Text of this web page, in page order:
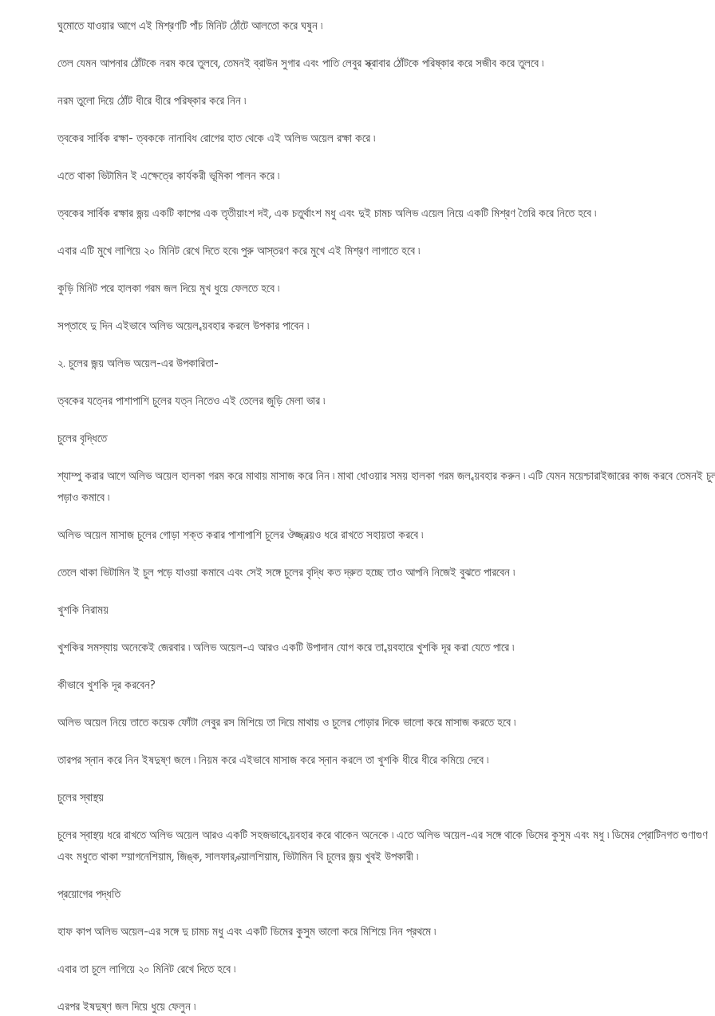
ঘুমোতে যাওয়ার আগে এই মিশ্রণটি পাঁচ মিনিট ঠোঁটে আলতো করে ঘষুন ৷
তেল যেমন আপনার ঠোঁটকে নরম করে তুলবে, তেমনই ব্রাউন সুগার এবং পাতি লেবুর স্ক্রাবার ঠোঁটকে পরিষ্কার করে সজীব করে তুলবে ৷
নরম তুলো দিয়ে ঠোঁট ধীরে ধীরে পরিষ্কার করে নিন ৷
ত্বকের সার্বিক রক্ষা- ত্বককে নানাবিধ রোগের হাত থেকে এই অলিভ অয়েল রক্ষা করে ৷
এতে থাকা ভিটামিন ই এক্ষেত্রে কার্যকরী ভূমিকা পালন করে ৷
ত্বকের সার্বিক রক্ষার জন্য় একটি কাপের এক তৃতীয়াংশ দই, এক চতুর্থাংশ মধু এবং দুই চামচ অলিভ এয়েল নিয়ে একটি মিশ্রণ তৈরি করে নিতে হবে ৷
এবার এটি মুখে লাগিয়ে ২০ মিনিট রেখে দিতে হবে৷ পুরু আস্তরণ করে মুখে এই মিশ্রণ লাগাতে হবে ৷
কুড়ি মিনিট পরে হালকা গরম জল দিয়ে মুখ ধুয়ে ফেলতে হবে ৷
সপ্তাহে দু দিন এইভাবে অলিভ অয়েল ব্য়বহার করলে উপকার পাবেন ৷
২. চুলের জন্য় অলিভ অয়েল-এর উপকারিতা-
ত্বকের যত্নের পাশাপাশি চুলের যত্ন নিতেও এই তেলের জুড়ি মেলা ভার ৷
চুলের বৃদ্ধিতে
শ্যাম্পু করার আগে অলিভ অয়েল হালকা গরম করে মাথায় মাসাজ করে নিন ৷ মাথা ধোওয়ার সময় হালকা গরম জল ব্য়বহার করুন ৷ এটি যেমন ময়েশ্চারাইজারের কাজ করবে তেমনই
পড়াও কমাবে ৷
অলিভ অয়েল মাসাজ চুলের গোড়া শক্ত করার পাশাপাশি চুলের ঔজ্জ্বল্য়ও ধরে রাখতে সহায়তা করবে ৷
তেলে থাকা ভিটামিন ই চুল পড়ে যাওয়া কমাবে এবং সেই সঙ্গে চুলের বৃদ্ধি কত দ্রুত হচ্ছে তাও আপনি নিজেই বুঝতে পারবেন ৷
খুশকি নিরাময়
খুশকির সমস্যায় অনেকেই জেরবার ৷ অলিভ অয়েল-এ আরও একটি উপাদান যোগ করে তা ব্য়বহারে খুশকি দূর করা যেতে পারে ৷
কীভাবে খুশকি দূর করবেন?
অলিভ অয়েল নিয়ে তাতে কয়েক ফোঁটা লেবুর রস মিশিয়ে তা দিয়ে মাথায় ও চুলের গোড়ার দিকে ভালো করে মাসাজ করতে হবে ৷
তারপর স্নান করে নিন ইষদুষ্ণ জলে ৷ নিয়ম করে এইভাবে মাসাজ করে স্নান করলে তা খুশকি ধীরে ধীরে কমিয়ে দেবে ৷
চুলের স্বাস্থ্য়
চুলের স্বাস্থ্য় ধরে রাখতে অলিভ অয়েল আরও একটি সহজভাবে ব্য়বহার করে থাকেন অনেকে ৷ এতে অলিভ অয়েল-এর সঙ্গে থাকে ডিমের কুসুম এবং মধু ৷ ডিমের প্রোটিনগত গুণাগুণ
এবং মধুতে থাকা ম্য়াগনেশিয়াম, জিঙ্ক, সালফার, ক্য়ালশিয়াম, ভিটামিন বি চুলের জন্য় খুবই উপকারী ৷
প্রয়োগের পদ্ধতি
হাফ কাপ অলিভ অয়েল-এর সঙ্গে দু চামচ মধু এবং একটি ডিমের কুসুম ভালো করে মিশিয়ে নিন প্রথমে ৷
এবার তা চুলে লাগিয়ে ২০ মিনিট রেখে দিতে হবে ৷
এরপর ইষদুষ্ণ জল দিয়ে ধুয়ে ফেলুন ৷